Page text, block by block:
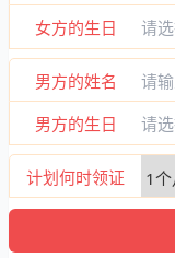
女方的生日
男方的姓名
男方的生日
计划何时领证